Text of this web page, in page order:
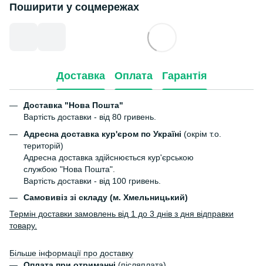
Поширити у соцмережах
Доставка Оплата Гарантія
Доставка "Нова Пошта"
Вартість доставки - від 80 гривень.
Адресна доставка кур'єром по Україні (окрім т.о.
територій)
Адресна доставка здійснюється кур'єрською
службою "Нова Пошта".
Вартість доставки - від 100 гривень.
Самовивіз зі складу (м. Хмельницький)
Термін доставки замовлень від 1 до 3 днів з дня відправки
товару.
Більше інформації про доставку